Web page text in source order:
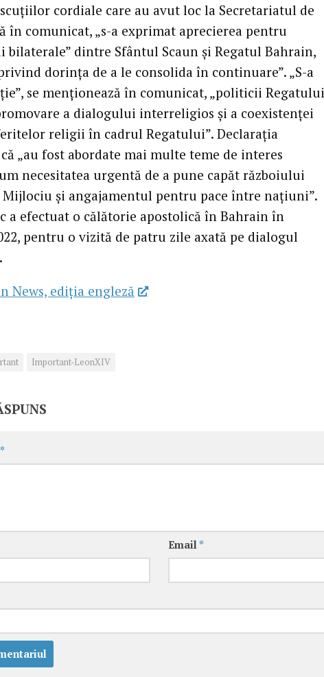
cordiale care au avut loc la Secretariatul de
în comunicat, „s-a exprimat aprecierea pentru
bilaterale” dintre Sfântul Scaun și Regatul Bahrain,
dorința de a le consolida în continuare”. „S-a
se menționează în comunicat, „politicii Regatului
a dialogului interreligios și a coexistenței
religii în cadrul Regatului”. Declarația
„au fost abordate mai multe teme de interes
necesitatea urgentă de a pune capăt războiului
și angajamentul pentru pace între națiuni”.
a efectuat o călătorie apostolică în Bahrain în
pentru o vizită de patru zile axată pe dialogul
News, ediția engleză
Important-LeonXIV
*
Email *